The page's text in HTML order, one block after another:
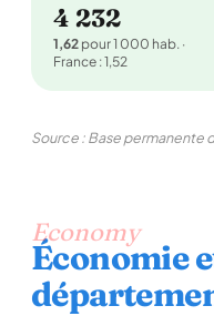
4 232
1,62 pour 1 000 hab. ·
France : 1,52
Source : Base permanente
Economy
Économie